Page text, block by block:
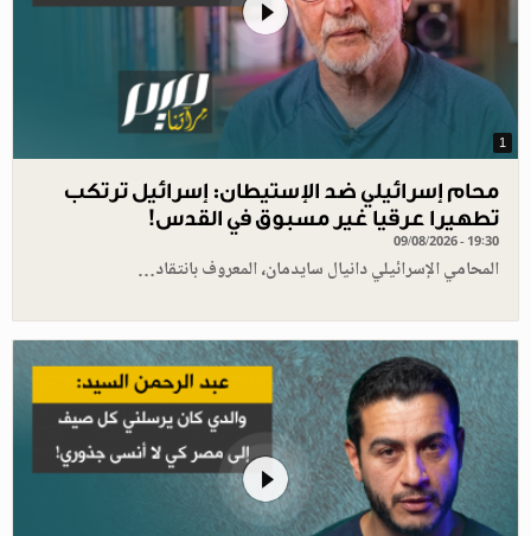
1
محام إسرائيلي ضد الإستيطان: إسرائيل ترتكب
تطهيرا عرقيا غير مسبوق في القدس!
09/08/2026 - 19:30
المحامي الإسرائيلي دانيال سايدمان، المعروف بانتقاد…